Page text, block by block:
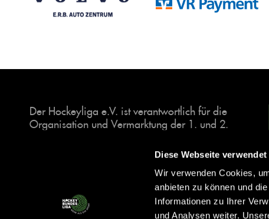
Diese Webseite
Wir verwenden Cookies,
anbieten zu können und
Informationen zu Ihrer
und Analysen weiter.
Der Hockeyliga e.V. ist verantwortlich für die
Organisation und Vermarktung der 1. und 2.
Halle. Insgesamt sind über 60 Vereine unter dem
Dach der Hockeyliga organisiert, sowohl im
Herren als auch im Damen Bereich.